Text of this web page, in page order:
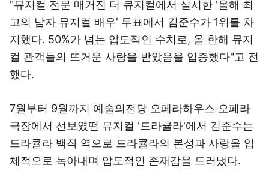
"뮤지컬 전문 매거진 더 큐지컬에서 실시한 '올해 최
고의 남자 뮤지컬 배우' 투표에서 김준수가 1위를 차
지했다. 50%가 넘는 압도적인 수치로, 올 한해 뮤지
컬 관객들의 뜨거운 사랑을 받았음을 입증했다"고 전
했다.
7월부터 9월까지 예술의전당 오페라하우스 오페라
극장에서 선보였떤 뮤지컬 '드라큘라'에서 김준수는
드라큘라 백작 역으로 드라큘라의 본성과 사랑을 입
체적으로 녹아내며 압도적인 존재감을 드러냈다.